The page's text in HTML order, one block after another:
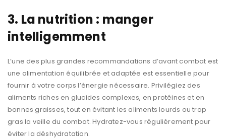
3. La nutrition : manger
intelligemment
L’une des plus grandes recommandations d’avant combat est
une alimentation équilibrée et adaptée est essentielle pour
fournir à votre corps l’énergie nécessaire. Privilégiez des
aliments riches en glucides complexes, en protéines et en
bonnes graisses, tout en évitant les aliments lourds ou trop
gras la veille du combat. Hydratez-vous régulièrement pour
éviter la déshydratation.